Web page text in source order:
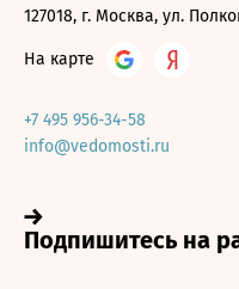
127018, г. Москва, ул.
На карте
+7 495 956-34-58
info@vedomosti.ru